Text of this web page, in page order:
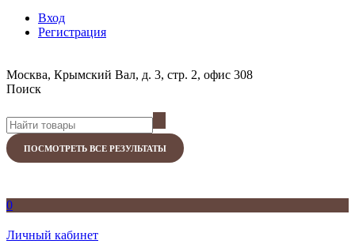
Вход
Регистрация
Москва, Крымский Вал, д. 3, стр. 2, офис 308
Поиск
ПОСМОТРЕТЬ ВСЕ РЕЗУЛЬТАТЫ
0
Личный кабинет